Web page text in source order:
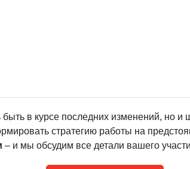
в курсе последних изменений, но и
стратегию работы на
– и мы обсудим все детали вашего